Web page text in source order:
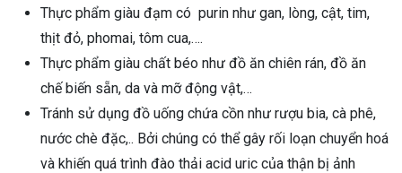
Thực phẩm giàu đạm có purin như gan, lòng, cật, tim,
thịt đỏ, phomai, tôm cua,….
Thực phẩm giàu chất béo như đồ ăn chiên rán, đồ ăn
chế biến sẵn, da và mỡ động vật,…
Tránh sử dụng đồ uống chứa cồn như rượu bia, cà phê,
nước chè đặc,.. Bởi chúng có thể gây rối loạn chuyển hoá
và khiến quá trình đào thải acid uric của thận bị ảnh